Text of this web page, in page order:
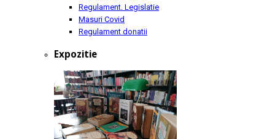
Regulament. Legislatie
Masuri Covid
Regulament donatii
Expozitie